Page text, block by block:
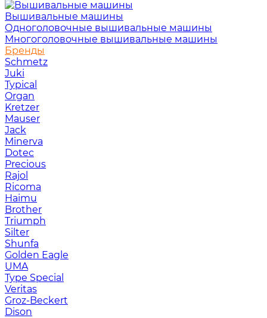
Вышивальные машины
Одноголовочные вышивальные машины
Многоголовочные вышивальные машины
Бренды
Schmetz
Juki
Typical
Organ
Kretzer
Mauser
Jack
Minerva
Dotec
Precious
Rajol
Ricoma
Haimu
Brother
Triumph
Silter
Shunfa
Golden Eagle
UMA
Type Special
Veritas
Groz-Beckert
Dison